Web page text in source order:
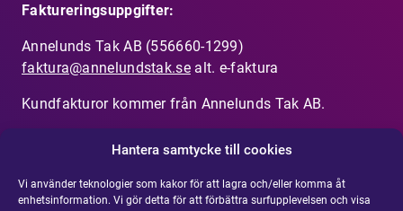
Hantera samtycke till cookies
Vi använder teknologier som kakor för att lagra och/eller komma åt
enhetsinformation. Vi gör detta för att förbättra surfupplevelsen och visa
Faktureringsuppgifter:
Annelunds Tak AB (556660-1299)
faktura@annelundstak.sealt. e-faktura
Kundfakturor kommer från Annelunds Tak AB.